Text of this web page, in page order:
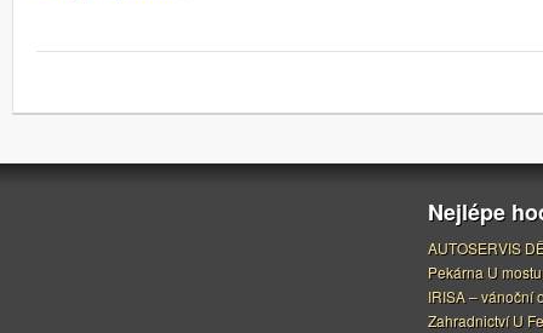
Nejlépe
AUTOSERVIS
Pekárna U mostu
IRISA – vánoční
Zahradnictví U